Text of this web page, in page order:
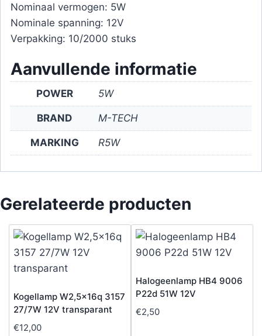
Nominaal vermogen: 5W
Nominale spanning: 12V
Verpakking: 10/2000 stuks
Aanvullende informatie
POWER 5W
BRAND M-TECH
MARKING R5W
Gerelateerde producten
Kogellamp W2,5x16q 3157
27/7W 12V transparant
€12,00
Halogeenlamp HB4 9006
P22d 51W 12V
€2,50